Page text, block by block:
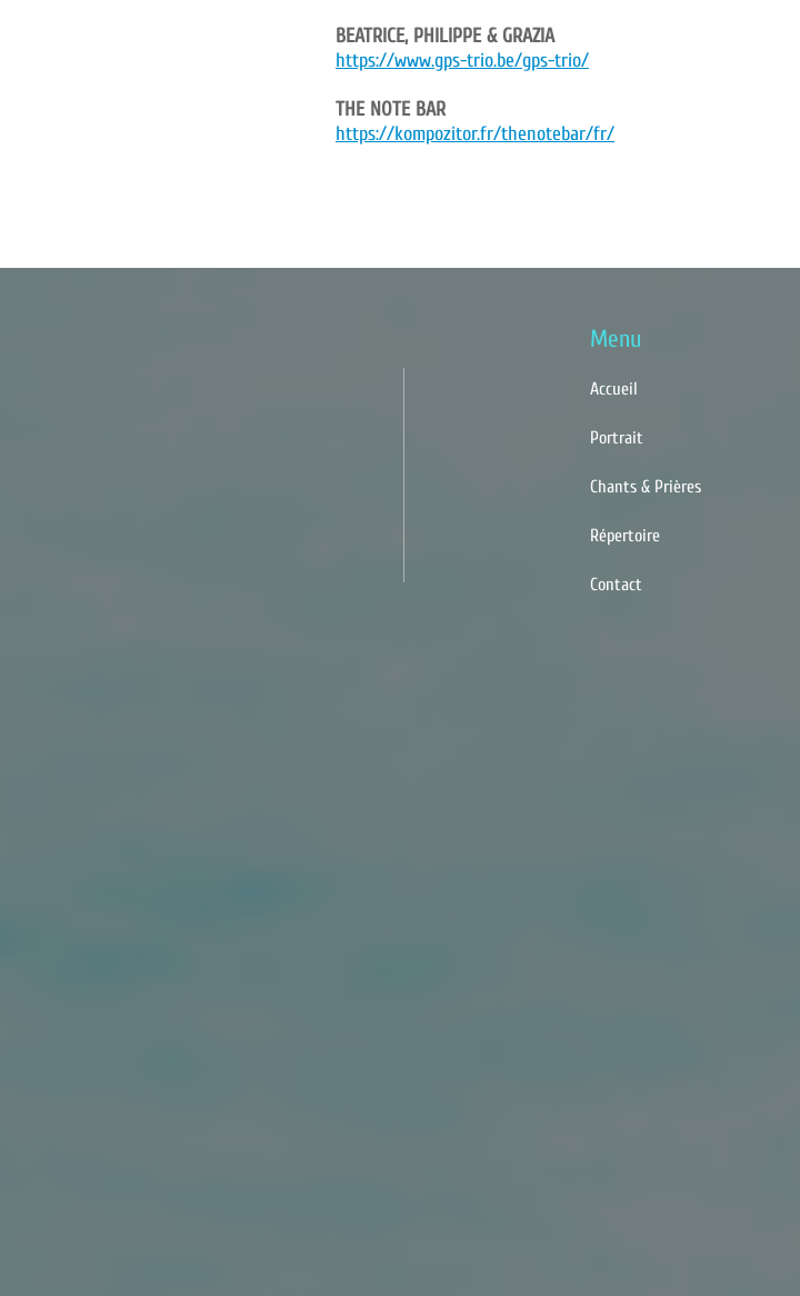
Menu
Accueil
Portrait
Chants & Prières
Répertoire
Contact
BEATRICE, PHILIPPE & GRAZIA
https://www.gps-trio.be/gps-trio/
THE NOTE BAR
https://kompozitor.fr/thenotebar/fr/